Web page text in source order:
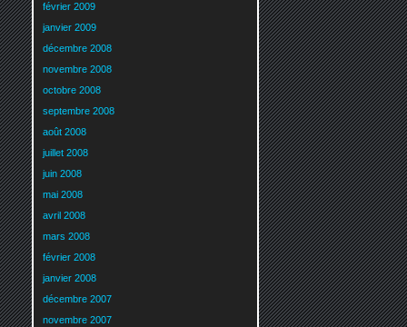
février 2009
janvier 2009
décembre 2008
novembre 2008
octobre 2008
septembre 2008
août 2008
juillet 2008
juin 2008
mai 2008
avril 2008
mars 2008
février 2008
janvier 2008
décembre 2007
novembre 2007